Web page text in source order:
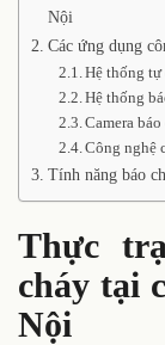
Nội
Các ứng dụng
Hệ thống
Hệ thống
Camera
Công nghệ
Tính năng báo
Thực
cháy tại
Nội